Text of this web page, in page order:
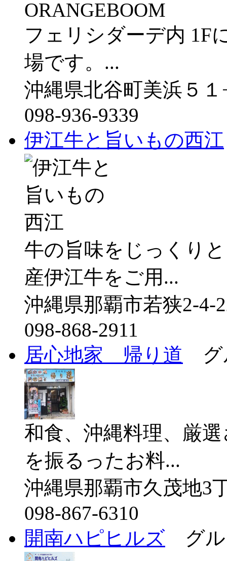
フェリシダーデ内 1F
場です。...
沖縄県北谷町美浜５
098-936-9339
伊江牛と旨いもの西江
牛の旨味をじっくり
産伊江牛をご用...
沖縄県那覇市若狭2-4-
098-868-2911
居心地家 帰り道 グ
和食、沖縄料理、厳
を振るったお料...
沖縄県那覇市久茂地3
098-867-6310
開南ハピヒルズ グル